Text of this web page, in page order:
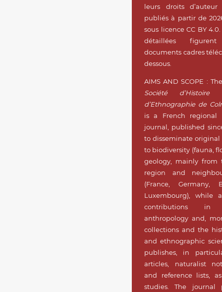
leurs droits
publiés à partir de
sous licence CC BY
détaillées
documents cadres
dessous.
AIMS AND SCOPE :
Société
d’Ethnographie de
is a French regional
journal, published
to disseminate
to biodiversity (fauna,
geology, mainly from
region and
(France, Germany,
Luxembourg), while
contributions in
anthropology and,
collections and the
and ethnographic
publishes, in
articles, naturalist
and reference lists,
studies. The journal